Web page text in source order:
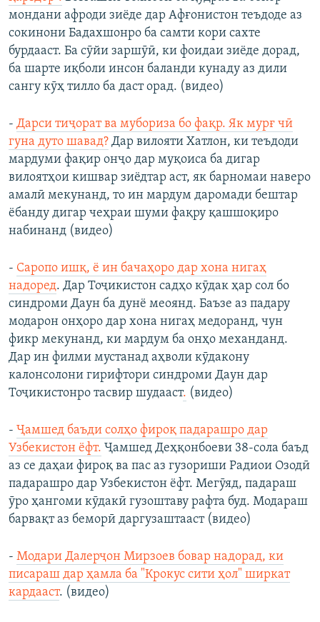
мондани афроди зиёде дар Афғонистон теъдоде аз
сокинони Бадахшонро ба самти кори сахте
бурдааст. Ба сӯйи заршӯӣ, ки фоидаи зиёде дорад,
ба шарте иқболи инсон баланди кунаду аз дили
сангу кӯҳ тилло ба даст орад. (видео)
- Дарси тиҷорат ва мубориза бо фақр. Як мурғ чӣ
гуна дуто шавад? Дар вилояти Хатлон, ки теъдоди
мардуми фақир онҷо дар муқоиса ба дигар
вилоятҳои кишвар зиёдтар аст, як барномаи наверо
амалӣ мекунанд, то ин мардум даромади бештар
ёбанду дигар чеҳраи шуми фақру қашшоқиро
набинанд (видео)
- Саропо ишқ, ё ин бачаҳоро дар хона нигаҳ
надоред. Дар Тоҷикистон садҳо кӯдак ҳар сол бо
синдроми Даун ба дунё меоянд. Баъзе аз падару
модарон онҳоро дар хона нигаҳ медоранд, чун
фикр мекунанд, ки мардум ба онҳо механданд.
Дар ин филми мустанад аҳволи кӯдакону
калонсолони гирифтори синдроми Даун дар
Тоҷикистонро тасвир шудааст. (видео)
- Ҷамшед баъди солҳо фироқ падарашро дар
Узбекистон ёфт. Ҷамшед Деҳқонбоеви 38-сола баъд
аз се даҳаи фироқ ва пас аз гузориши Радиои Озодӣ
падарашро дар Узбекистон ёфт. Мегӯяд, падараш
ӯро ҳангоми кӯдакӣ гузоштаву рафта буд. Модараш
барвақт аз беморӣ даргузаштааст (видео)
- Модари Далерҷон Мирзоев бовар надорад, ки
писараш дар ҳамла ба "Крокус сити ҳол" ширкат
кардааст. (видео)